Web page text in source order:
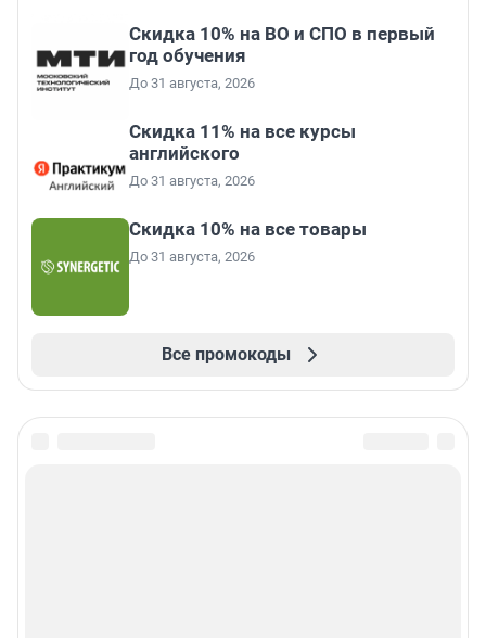
Скидка 10% на ВО и СПО в первый
год обучения
До 31 августа, 2026
Скидка 11% на все курсы
английского
До 31 августа, 2026
Скидка 10% на все товары
До 31 августа, 2026
Все промокоды